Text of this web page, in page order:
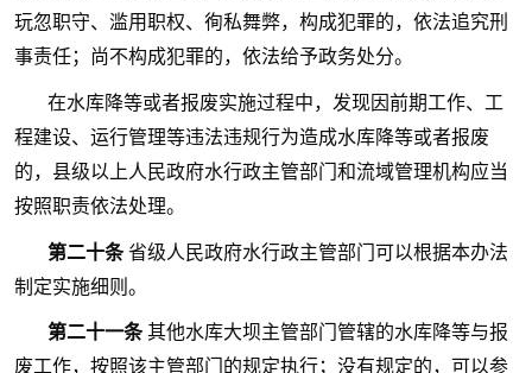
玩忽职守、滥用职权、徇私舞弊，构成犯罪的，依法追究刑
事责任；尚不构成犯罪的，依法给予政务处分。
在水库降等或者报废实施过程中，发现因前期工作、工
程建设、运行管理等违法违规行为造成水库降等或者报废
的，县级以上人民政府水行政主管部门和流域管理机构应当
按照职责依法处理。
第二十条省级人民政府水行政主管部门可以根据本办法
制定实施细则。
第二十一条其他水库大坝主管部门管辖的水库降等与报
废工作，按照该主管部门的规定执行；没有规定的，可以参